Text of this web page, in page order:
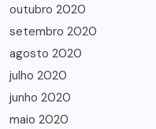
outubro 2020
setembro 2020
agosto 2020
julho 2020
junho 2020
maio 2020